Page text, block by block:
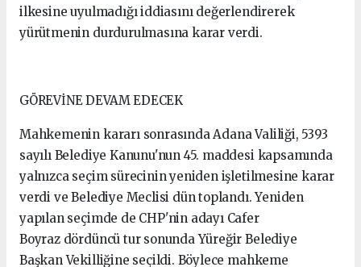
ilkesine uyulmadığı iddiasını değerlendirerek
yürütmenin durdurulmasına karar verdi.
GÖREVİNE DEVAM EDECEK
Mahkemenin kararı sonrasında Adana Valiliği, 5393
sayılı Belediye Kanunu'nun 45. maddesi kapsamında
yalnızca seçim sürecinin yeniden işletilmesine karar
verdi ve Belediye Meclisi dün toplandı. Yeniden
yapılan seçimde de CHP'nin adayı Cafer
Boyraz dördüncü tur sonunda Yüreğir Belediye
Başkan Vekilliğine seçildi. Böylece mahkeme